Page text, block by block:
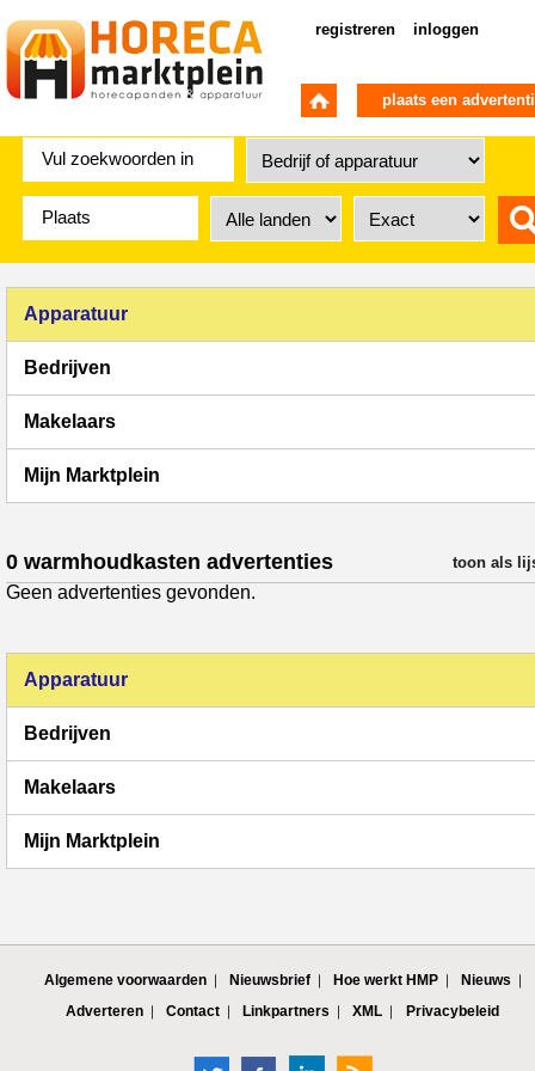
registreren inloggen
plaats een
Apparatuur
Bedrijven
Makelaars
Mijn Marktplein
0 warmhoudkasten advertenties verfijn
toon als
Geen advertenties gevonden.
Apparatuur
Bedrijven
Makelaars
Mijn Marktplein
Algemene voorwaarden Nieuwsbrief Hoe werkt HMP
Nieuws
Adverteren
Contact Linkpartners XML Privacybeleid